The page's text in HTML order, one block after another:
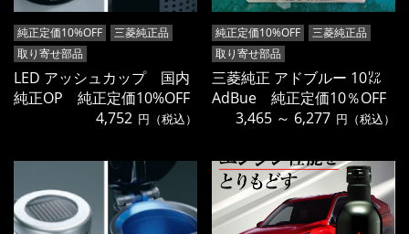
純正定価10%OFF
三菱純正品
取り寄せ部品
LED アッシュカップ 国内
純正OP 純正定価10%OFF
4,752 円（税込）
純正定価10%OFF
三菱純正品
取り寄せ部品
三菱純正 アドブルー 10㍑
AdBue 純正定価10％OFF
3,465 ～ 6,277 円（税込）